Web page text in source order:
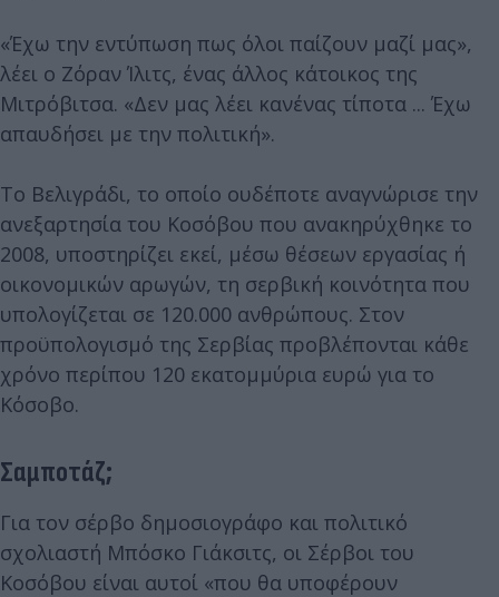
«Έχω την εντύπωση πως όλοι παίζουν μαζί μας»,
λέει ο Ζόραν Ίλιτς, ένας άλλος κάτοικος της
Μιτρόβιτσα. «Δεν μας λέει κανένας τίποτα ... Έχω
απαυδήσει με την πολιτική».
Το Βελιγράδι, το οποίο ουδέποτε αναγνώρισε την
ανεξαρτησία του Κοσόβου που ανακηρύχθηκε το
2008, υποστηρίζει εκεί, μέσω θέσεων εργασίας ή
οικονομικών αρωγών, τη σερβική κοινότητα που
υπολογίζεται σε 120.000 ανθρώπους. Στον
προϋπολογισμό της Σερβίας προβλέπονται κάθε
χρόνο περίπου 120 εκατομμύρια ευρώ για το
Κόσοβο.
Σαμποτάζ;
Για τον σέρβο δημοσιογράφο και πολιτικό
σχολιαστή Μπόσκο Γιάκσιτς, οι Σέρβοι του
Κοσόβου είναι αυτοί «που θα υποφέρουν